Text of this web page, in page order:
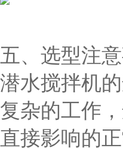
五、选型注意
潜水搅拌机
复杂的工作
直接影响的